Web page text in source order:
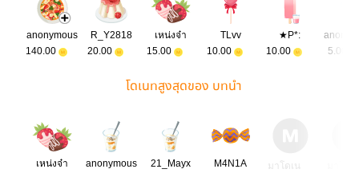
anonymous
140.00
R_Y2818
20.00
เหน่งจ๋า
15.00
TLvv
10.00
★P*:
10.00
5.00
โดเนทสูงสุดของ บทนำ
เหน่งจ๋า
anonymous
21_Mayx
M4N1A
มาโดเน